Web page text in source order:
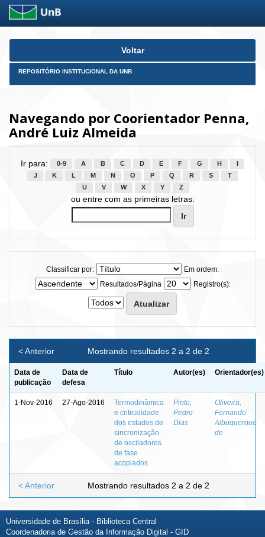
Skip
Voltar
REPOSITÓRIO INSTITUCIONAL DA UNB
Navegando por Coorientador Penna,
André Luiz Almeida
Ir para: 0-9 A B C D E F G H
J
K L M N O P Q R S
T
U
V W X Y Z
ou entre com as primeiras letras:
Classificar por:
Em ordem:
Resultados/Página
Registro(s):
Mostrando resultados 2 a 2 de 2
< Anterior
Data de
publicação
Data de
defesa
Título Autor(es) Orientador(es)
1-Nov-2016 27-Ago-2016
Termodinâmica
e criticalidade
dos estados de
sincronização
de osciladores
de fase
acoplados
Pinto,
Pedro
Dias
Oliveira,
Fernando
Albuquerque
de
Mostrando resultados 2 a 2 de 2
< Anterior
Universidade de Brasília - Biblioteca Central
Coordenadoria de Gestão da Informação Digital - GID